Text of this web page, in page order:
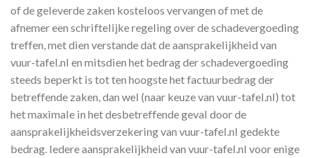
of de geleverde zaken kosteloos vervangen of met de
afnemer een schriftelijke regeling over de schadevergoeding
treffen, met dien verstande dat de aansprakelijkheid van
vuur-tafel.nl en mitsdien het bedrag der schadevergoeding
steeds beperkt is tot ten hoogste het factuurbedrag der
betreffende zaken, dan wel (naar keuze van vuur-tafel.nl) tot
het maximale in het desbetreffende geval door de
aansprakelijkheidsverzekering van vuur-tafel.nl gedekte
bedrag. Iedere aansprakelijkheid van vuur-tafel.nl voor enige